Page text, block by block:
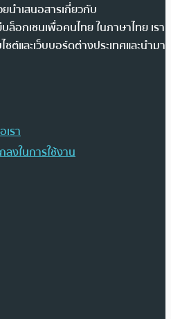
นำเสนอสารเกี่ยวกับ
ล็อกเชนเพื่อคนไทย ในภาษาไทย เรา
ต์และเว็บบอร์ดต่างประเทศและนำมา
รา
งในการใช้งาน